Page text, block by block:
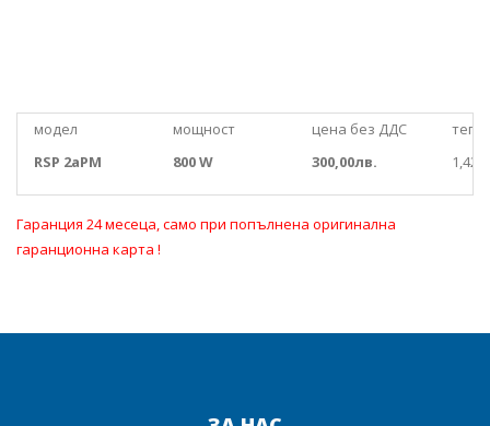
модел мощност цена без ДДС
тегло
RSP 2aPM
800 W 300,00лв.
Гаранция 24 месеца, само при попълнена оригинална
гаранционна карта !